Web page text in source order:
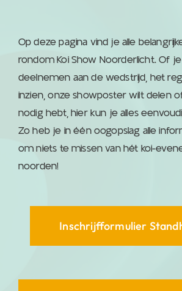
Op deze pagina vind je alle
rondom Koi Show Noorderlicht. Of
deelnemen aan de wedstrijd, het
inzien, onze showposter wilt delen
nodig hebt, hier kun je alles
Zo heb je in één oogopslag alle
om niets te missen van hét koi-
noorden!
Inschrijfformulier